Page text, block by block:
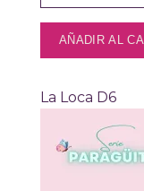
La Loca D6